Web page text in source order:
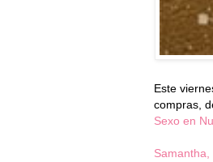
Este
compras,
Sexo en